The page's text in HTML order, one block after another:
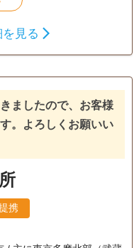
見る
ましたので、お客様
。よろしくお願いい
携